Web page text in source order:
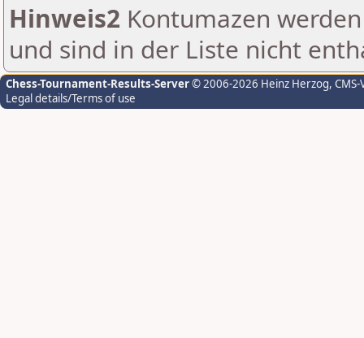
Hinweis2 Kontumazen
und sind in der Liste nicht
Chess-Tournament-Results-Server© 2006-2026 Heinz Herzog,
Legal details/Terms of use